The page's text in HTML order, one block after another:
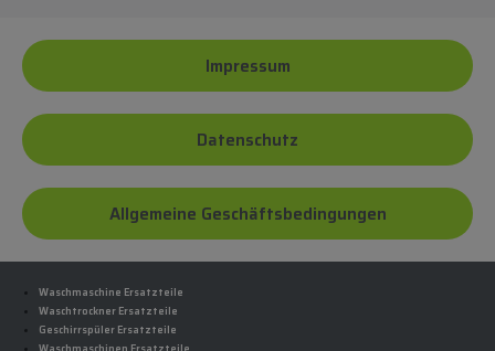
Impressum
Datenschutz
Allgemeine Geschäftsbedingungen
Waschmaschine Ersatzteile
Waschtrockner Ersatzteile
Geschirrspüler Ersatzteile